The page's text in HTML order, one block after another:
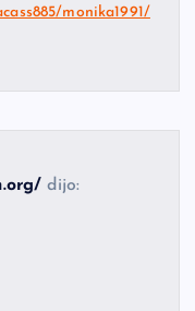
monika1991/
dijo: